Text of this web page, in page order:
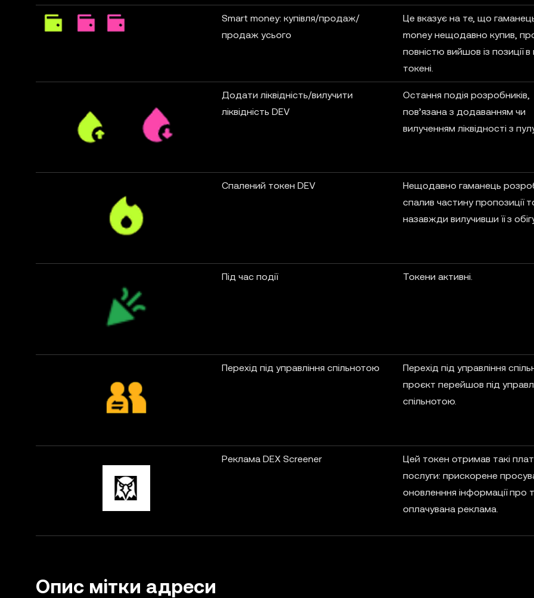
Smart money: купівля/продаж/
продаж усього
Це вказує на те, що
money нещодавно купив,
повністю вийшов із позиції
токені.
Додати ліквідність/вилучити
ліквідність DEV
Остання подія розробників,
пов’язана з додаванням чи
вилученням ліквідності з
Спалений токен DEV
Нещодавно гаманець
спалив частину пропозиції
назавжди вилучивши її з
Під час події Токени активні.
Перехід під управління спільнотою
Перехід під управління
проєкт перейшов під
спільнотою.
Реклама DEX Screener
Цей токен отримав такі
послуги: прискорене
оновленння інформації про
оплачувана реклама.
Опис мітки адреси